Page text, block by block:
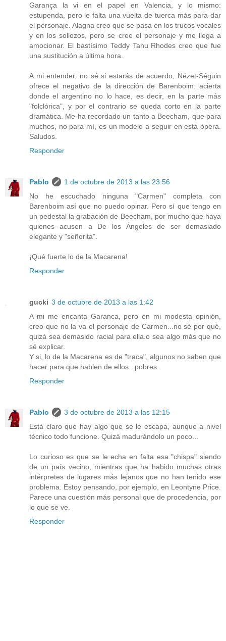
Garança la vi en el papel en Valencia, y lo mismo:
estupenda, pero le falta una vuelta de tuerca más para dar
el personaje. Alagna creo que se pasa en los trucos vocales
y en los sollozos, pero se cree el personaje y me llega a
amocionar. El bastísimo Teddy Tahu Rhodes creo que fue
una sustitución a última hora.
A mi entender, no sé si estarás de acuerdo, Nézet-Séguin
ofrece el negativo de la dirección de Barenboim: acierta
donde el argentino no lo hace, es decir, en la parte más
"folclórica", y por el contrario se queda corto en la parte
dramática. Me ha recordado un tanto a Beecham, que para
muchos, no para mí, es un modelo a seguir en esta ópera.
Saludos.
Responder
Pablo
1 de octubre de 2013 a las 23:56
No he escuchado ninguna "Carmen" completa con
Barenboim así que no puedo opinar. Pero sí que tengo en
un pedestal la grabación de Beecham, por mucho que haya
quienes acusen a De los Ángeles de ser demasiado
elegante y "señorita".
¡Qué fuerte lo de la Macarena!
Responder
gucki 3 de octubre de 2013 a las 1:42
A mi me encanta Garanca, pero en mi modesta opinión,
creo que no la va el personaje de Carmen...no sé por qué,
quizá sea demasido racial para ella.o sea algo más que no
sé explicar.
Y si, lo de la Macarena es de "traca", algunos no saben que
hacer para que hablen de ellos...pobres.
Responder
Pablo
3 de octubre de 2013 a las 12:15
Está claro que hay algo que se le escapa, aunque a nivel
técnico todo funcione. Quizá madurándolo un poco...
Lo curioso es que se le echa en falta esa "chispa" siendo
de un país vecino, mientras que ha habido muchas otras
intérpretes de lugares más lejanos que no han tenido ese
problema. Estoy pensando, por ejemplo, en Leontyne Price.
Parece una cuestión más personal que de procedencia, por
lo que se ve.
Responder